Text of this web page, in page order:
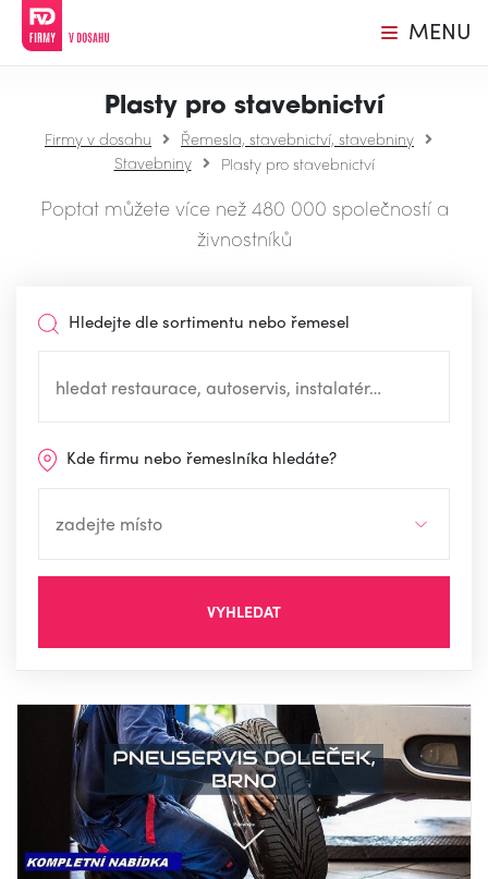
MENU
Plasty pro stavebnictví
Firmy v dosahu
Řemesla, stavebnictví, stavebniny
Stavebniny
Plasty pro stavebnictví
Poptat můžete více než 480 000 společností a
živnostníků
Hledejte dle sortimentu nebo řemesel
Kde firmu nebo řemeslníka hledáte?
VYHLEDAT